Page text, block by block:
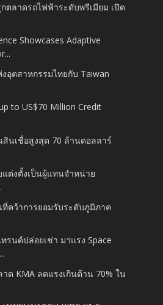
ตลาดรถไฟฟ้าระดับพรีเมียม เปิด
Showcases Adaptive
อุตสาหกรรมไทยกับ Taiwan
to US$70 Million Credit
สินเชื่อสูงสุด 70 ล้านดอลลาร์
ต่งตั้งเป็นผู้แทนจำหน่าย
คว้าการยอมรับระดับภูมิภาค
รนด์ปล่อยเช่า มาแรง Space
ด KMA ลดแรงเกินต้าน 70% ใน